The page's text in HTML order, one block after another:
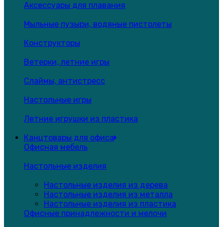
Аксессуары для плавания
Мыльные пузыри, водяные пистолеты
Конструкторы
Ветерки, летние игры
Слаймы, антистресс
Настольные игры
Летние игрушки из пластика
Канцтовары для офиса
Офисная мебель
Настольные изделия
Настольные изделия из дерева
Настольные изделия из металла
Настольные изделия из пластика
Офисные принадлежности и мелочи